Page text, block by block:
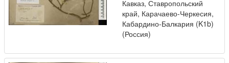
Кавказ, Ставропольский
край, Карачаево-Черкесия,
Кабардино-Балкария (K1b)
(Россия)